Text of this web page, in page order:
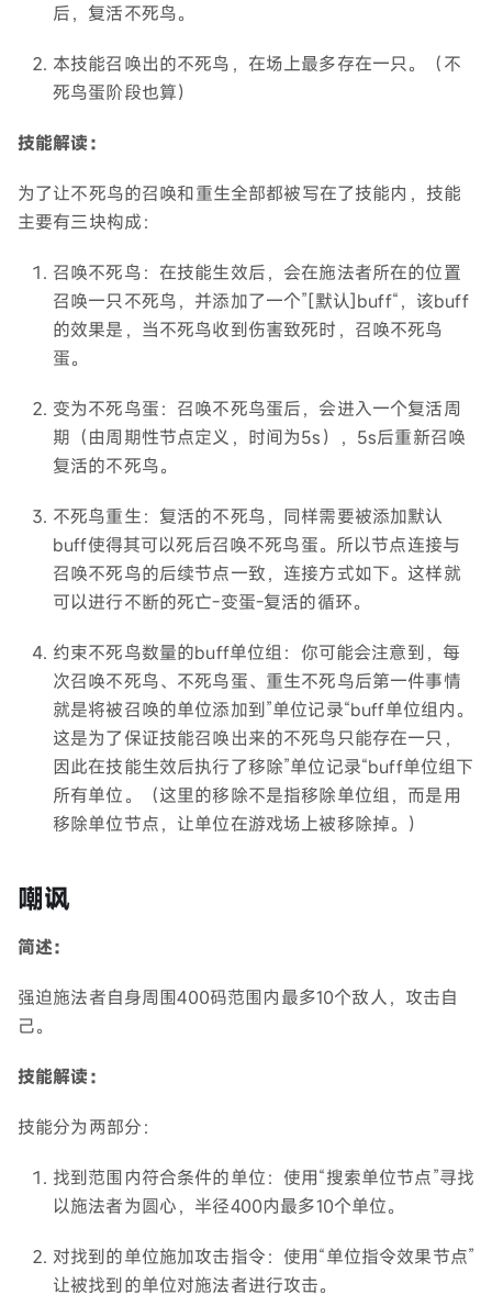
后，复活不死鸟。
本技能召唤出的不死鸟，在场上最多存在一只。（不
死鸟蛋阶段也算）
技能解读：
为了让不死鸟的召唤和重生全部都被写在了技能内，技能
主要有三块构成：
召唤不死鸟：在技能生效后，会在施法者所在的位置
召唤一只不死鸟，并添加了一个”[默认]buff“，该buff
的效果是，当不死鸟收到伤害致死时，召唤不死鸟
蛋。
变为不死鸟蛋：召唤不死鸟蛋后，会进入一个复活周
期（由周期性节点定义，时间为5s），5s后重新召唤
复活的不死鸟。
不死鸟重生：复活的不死鸟，同样需要被添加默认
buff使得其可以死后召唤不死鸟蛋。所以节点连接与
召唤不死鸟的后续节点一致，连接方式如下。这样就
可以进行不断的死亡-变蛋-复活的循环。
约束不死鸟数量的buff单位组：你可能会注意到，每
次召唤不死鸟、不死鸟蛋、重生不死鸟后第一件事情
就是将被召唤的单位添加到”单位记录“buff单位组内。
这是为了保证技能召唤出来的不死鸟只能存在一只，
因此在技能生效后执行了移除”单位记录“buff单位组下
所有单位。（这里的移除不是指移除单位组，而是用
移除单位节点，让单位在游戏场上被移除掉。）
嘲讽
简述：
强迫施法者自身周围400码范围内最多10个敌人，攻击自
己。
技能解读：
技能分为两部分：
找到范围内符合条件的单位：使用“搜索单位节点”寻找
以施法者为圆心，半径400内最多10个单位。
对找到的单位施加攻击指令：使用“单位指令效果节点”
让被找到的单位对施法者进行攻击。